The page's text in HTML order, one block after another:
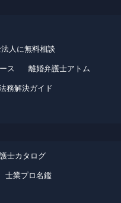
人に無料相談
ス 離婚弁護士アトム
務解決ガイド
士カタログ
士業プロ名鑑